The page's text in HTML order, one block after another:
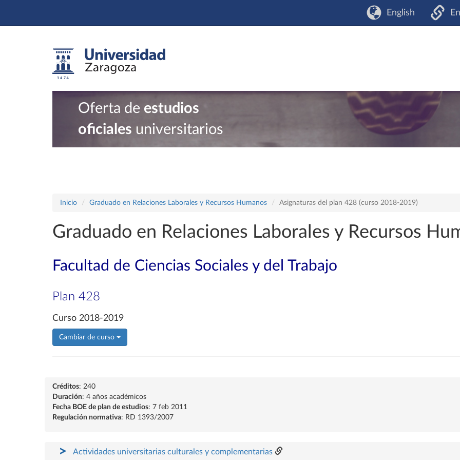
English
Oferta de estudios
oficiales universitarios
Inicio Graduado en Relaciones Laborales y Recursos Humanos Asignaturas del plan 428 (curso 2018-2019)
Graduado en Relaciones Laborales y Recursos
Facultad de Ciencias Sociales y del Trabajo
Plan 428
Curso 2018-2019
Cambiar de curso
Créditos: 240
Duración: 4 años académicos
Fecha BOE de plan de estudios: 7 feb 2011
Regulación normativa: RD 1393/2007
Actividades universitarias culturales y complementarias